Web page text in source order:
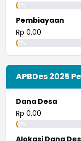
0%
Pembiayaan
Rp 0,00
0%
APBDes 2025
Dana Desa
Rp 0,00
0%
Alokasi Dana